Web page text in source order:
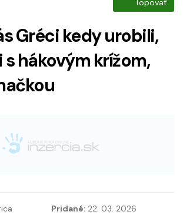
Topovať
Gréci kedy urobili,
hákovým krížom,
Pridané: 22. 03. 2026